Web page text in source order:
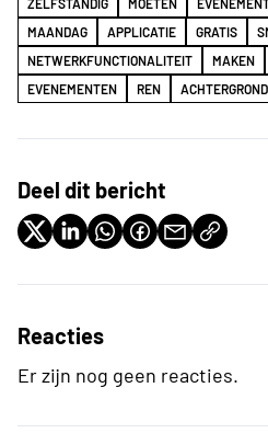
MAANDAG
APPLICATIE GRATIS
NETWERKFUNCTIONALITEIT
MAKEN
EVENEMENTEN
REN
Deel dit bericht
Reacties
Er zijn nog geen reacties.